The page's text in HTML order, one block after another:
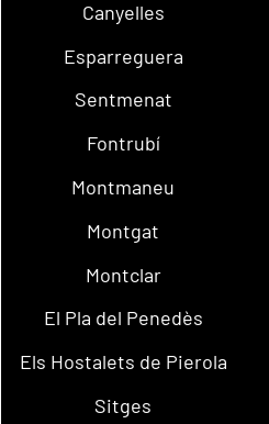
Canyelles
Esparreguera
Sentmenat
Fontrubí
Montmaneu
Montgat
Montclar
El Pla del Penedès
Els Hostalets de Pierola
Sitges